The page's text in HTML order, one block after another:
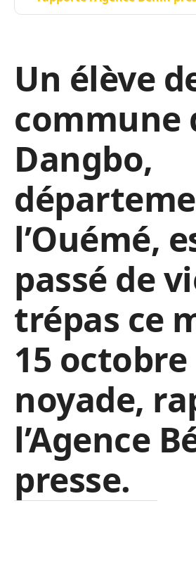
Un élève
commune
Dangbo,
l’Ouémé,
passé de
trépas ce
15
noyade,
l’Agence
presse.